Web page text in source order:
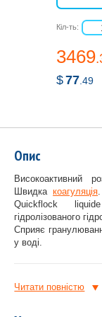
3469
$77 .49
Кіл-ть:
Опис
Високоактивний
Швидкакоагуляція
Quickflock
гідролізованого
Сприяє
у воді.
Спосіб
Читати повнiстю